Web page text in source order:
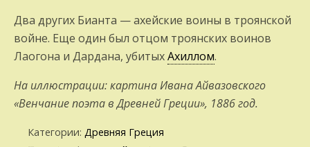
Два других Бианта — ахейские воины в троянской
войне. Еще один был отцом троянских воинов
Лаогона и Дардана, убитыхАхиллом.
На иллюстрации: картина Ивана Айвазовского
«Венчание поэта в Древней Греции», 1886 год.
Категории: Древняя Греция